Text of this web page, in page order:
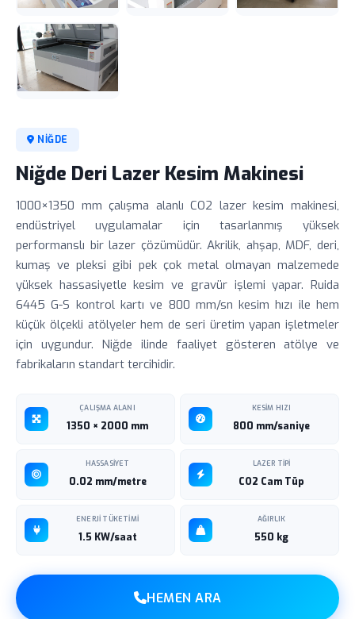
NIĞDE
Niğde Deri Lazer Kesim Makinesi
1000×1350 mm çalışma alanlı CO2 lazer kesim makinesi,
endüstriyel uygulamalar için tasarlanmış yüksek
performanslı bir lazer çözümüdür. Akrilik, ahşap, MDF, deri,
kumaş ve pleksi gibi pek çok metal olmayan malzemede
yüksek hassasiyetle kesim ve gravür işlemi yapar. Ruida
6445 G-S kontrol kartı ve 800 mm/sn kesim hızı ile hem
küçük ölçekli atölyeler hem de seri üretim yapan işletmeler
için uygundur. Niğde ilinde faaliyet gösteren atölye ve
fabrikaların standart tercihidir.
ÇALIŞMA ALANI
1350 × 2000 mm
KESIM HIZI
800 mm/saniye
HASSASIYET
0.02 mm/metre
LAZER TIPI
CO2 Cam Tüp
ENERJI TÜKETIMI
1.5 KW/saat
AĞIRLIK
550 kg
HEMEN ARA